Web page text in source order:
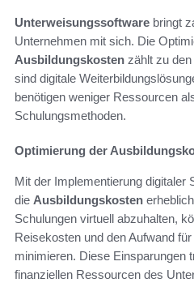
Unterweisungssoftware bringt
Unternehmen mit sich. Die
Ausbildungskosten zählt zu
sind digitale
benötigen weniger Ressourcen
Schulungsmethoden.
Optimierung der
Mit der Implementierung digitaler
die Ausbildungskosten
Schulungen virtuell abzuhalten,
Reisekosten und den Aufwand
minimieren. Diese Einsparungen
finanziellen Ressourcen des